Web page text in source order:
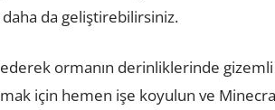
da geliştirebilirsiniz.
ederek ormanın derinliklerinde
için hemen işe koyulun ve